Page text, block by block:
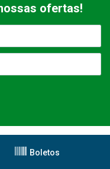
ofertas!
Boletos